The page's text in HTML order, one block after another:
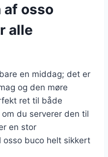
af osso
alle
en middag; det er
og den møre
ret til både
du serverer den til
en stor
osso buco helt sikkert